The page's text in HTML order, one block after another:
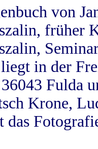
von
früher
in der
Fulda
Krone,